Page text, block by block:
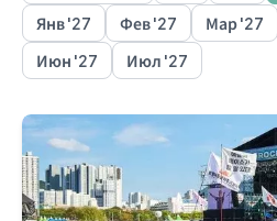
BusanDaeguGwangju
Янв '27
Фев '27 Мар '27
Июн '27
Июл '27